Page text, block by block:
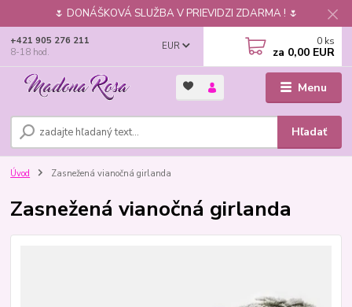
🌷 DONÁŠKOVÁ SLUŽBA V PRIEVIDZI ZDARMA ! 🌷
Menu
EUR
Hľadať
+421 905 276 211
8-18 hod.
0 ks
za 0,00 EUR
Úvod Zasnežená vianočná girlanda
Zasnežená vianočná girlanda